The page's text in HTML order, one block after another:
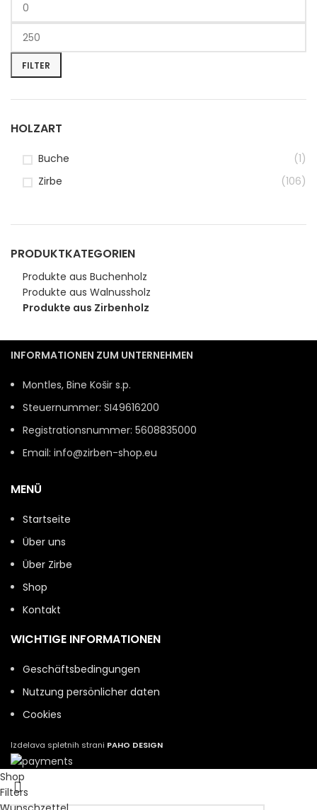
FILTER
HOLZART
Buche
(1)
Zirbe
(106)
PRODUKTKATEGORIEN
Produkte aus Buchenholz
Produkte aus Walnussholz
Produkte aus Zirbenholz
INFORMATIONEN ZUM UNTERNEHMEN
Montles, Bine Košir s.p.
Steuernummer: SI49616200
Registrationsnummer: 5608835000
Email: info@zirben-shop.eu
MENÜ
Startseite
Über uns
Über Zirbe
Shop
Kontakt
WICHTIGE INFORMATIONEN
Geschäftsbedingungen
Nutzung persönlicher daten
Cookies
Izdelava spletnih strani PAHO DESIGN
Shop
Filters